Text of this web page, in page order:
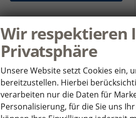
Wir respektieren
Privatsphäre
Unsere Website setzt Cookies ein,
bereitzustellen. Hierbei
verarbeiten nur die Daten für
Personalisierung, für die Sie uns